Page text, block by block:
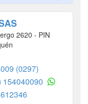
2620 - PIN
(0297)
154040090